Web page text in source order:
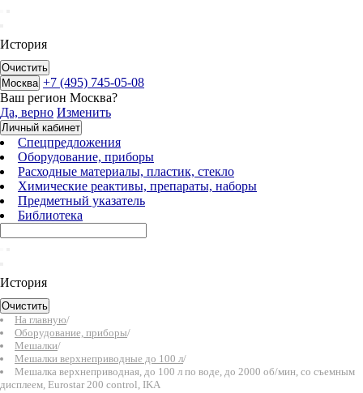
История
Очистить
Москва +7 (495) 745-05-08
Ваш регион Москва?
Да, верно Изменить
Личный кабинет
Спецпредложения
Оборудование, приборы
Расходные материалы, пластик, стекло
Химические реактивы, препараты, наборы
Предметный указатель
Библиотека
История
Очистить
На главную/
Оборудование, приборы/
Мешалки/
Мешалки верхнеприводные до 100 л/
Мешалка верхнеприводная, до 100 л по воде, до 2000 об/мин, со съемным
дисплеем, Eurostar 200 control, IKA